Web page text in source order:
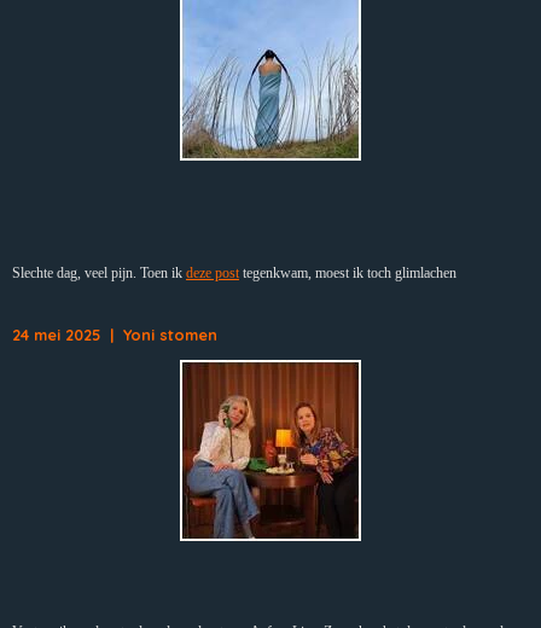
Slechte dag, veel pijn. Toen ik deze posttegenkwam, moest ik toch glimlachen
24 mei 2025 | Yoni stomen